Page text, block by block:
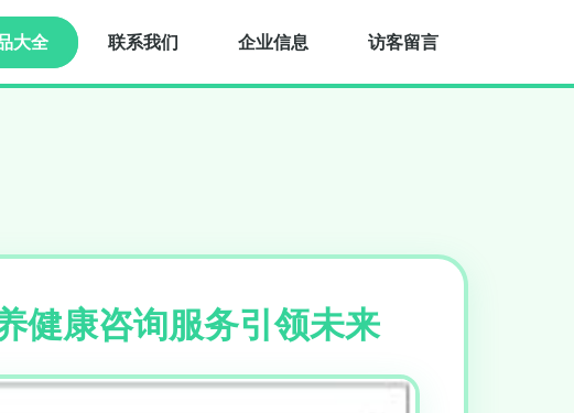
大全 联系我们 企业信息 访客留言
健康咨询服务引领未来